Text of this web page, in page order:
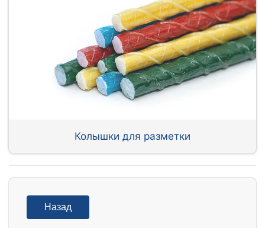
Колышки для разметки
Назад